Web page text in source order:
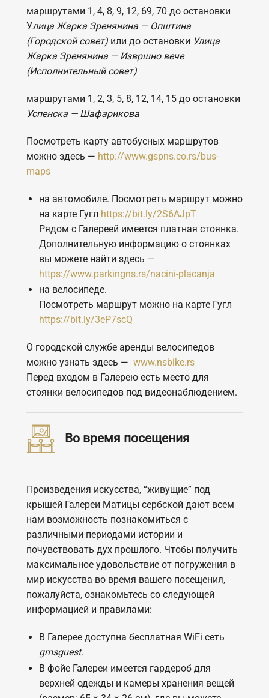
маршрутами 1, 4, 8, 9, 12, 69, 70 до остановки
Улица Жарка Зренянина — Општина
(Городской совет)или до остановки Улица
Жарка Зренянина — Извршно вече
(Исполнительный совет)
маршрутами 1, 2, 3, 5, 8, 12, 14, 15 до остановки
Успенска — Шафарикова
Посмотреть карту автобусных маршрутов
можно здесь — http://www.gspns.co.rs/bus-
maps
на автомобиле. Посмотреть маршрут можно
на карте Гугл https://bit.ly/2S6AJpT
Рядом с Галереей имеется платная стоянка.
Дополнительную информацию о стоянках
вы можете найти здесь —
https://www.parkingns.rs/nacini-placanja
на велосипеде.
Посмотреть маршрут можно на карте Гугл
https://bit.ly/3eP7scQ
О городской службе аренды велосипедов
можно узнать здесь — www.nsbike.rs
Перед входом в Галерею есть место для
стоянки велосипедов под видеонаблюдением.
Во время посещения
Произведения искусства, “живущие” под
крышей Галереи Матицы сербской дают всем
нам возможность познакомиться с
различными периодами истории и
почувствовать дух прошлого. Чтобы получить
максимальное удовольствие от погружения в
мир искусства во время вашего посещения,
пожалуйста, ознакомьтесь со следующей
информацией и правилами:
В Галерее доступна бесплатная WiFi сеть
gmsguest.
В фойе Галереи имеется гардероб для
верхней одежды и камеры хранения вещей